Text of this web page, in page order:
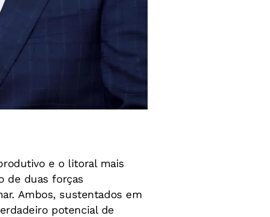
e o litoral mais
de duas forças
Ambos, sustentados em
potencial de